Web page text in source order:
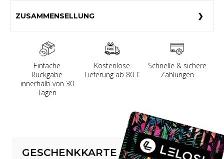
ZUSAMMENSELLUNG
Einfache
Rückgabe
innerhalb von 30
Tagen
Kostenlose
Lieferung ab 80 €
Schnelle & sichere
Zahlungen
GESCHENKKARTE